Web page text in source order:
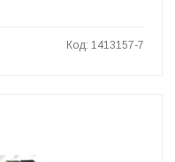
Код: 1413157-7